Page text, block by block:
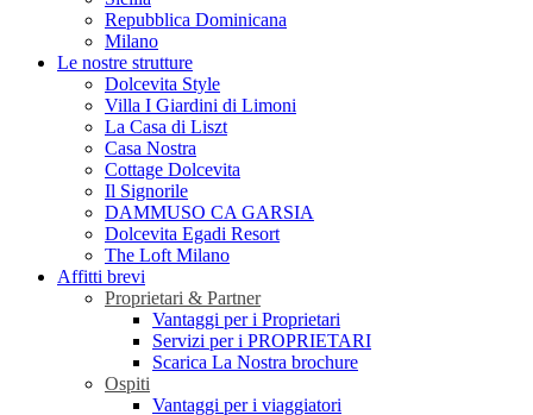
Repubblica Dominicana
Milano
Le nostre strutture
Dolcevita Style
Villa I Giardini di Limoni
La Casa di Liszt
Casa Nostra
Cottage Dolcevita
Il Signorile
DAMMUSO CA GARSIA
Dolcevita Egadi Resort
The Loft Milano
Affitti brevi
Proprietari & Partner
Vantaggi per i Proprietari
Servizi per i PROPRIETARI
Scarica La Nostra brochure
Ospiti
Vantaggi per i viaggiatori